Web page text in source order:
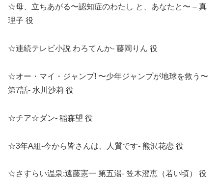
☆母、立ちあがる〜認知症のわたし と、あなたと〜 – 真
理子 役
☆連続テレビ小説 わろてんか- 藤岡りん 役
☆オー・マイ・ジャンプ! 〜少年ジャンプが地球を救う〜
第7話‐ 水川沙莉 役
☆チア☆ダン- 稲森望 役
☆3年A組-今から皆さんは、人質です- 熊沢花恋 役
☆さすらい温泉;遠藤憲一 第五湯- 笠木澄恵（若い頃） 役